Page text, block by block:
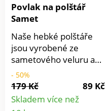
Povlak na polštář
Samet
Naše hebké polštáře
jsou vyrobené ze
sametového veluru a
díky bude každý
interiér opravdu útulný
- čím více, tím lépe!
- 50%
179 Kč
89 Kč
Skladem více než